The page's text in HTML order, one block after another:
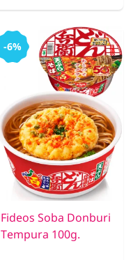
-6%
Fideos Soba Donburi
Tempura 100g.